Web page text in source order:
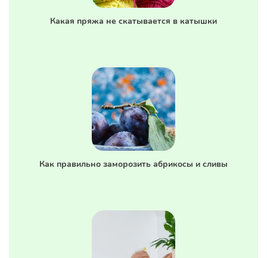
Какая пряжа не скатывается в катышки
Как правильно заморозить абрикосы и сливы